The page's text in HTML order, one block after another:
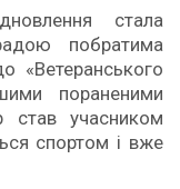
стала
побратима
«Ветеранського
пораненими
став учасником
спортом і вже